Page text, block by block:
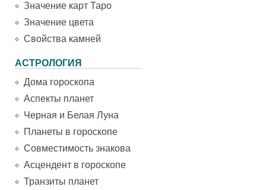
Значение карт Таро
Значение цвета
Свойства камней
АСТРОЛОГИЯ
Дома гороскопа
Аспекты планет
Черная и Белая Луна
Планеты в гороскопе
Совместимость знакова
Асцендент в гороскопе
Транзиты планет